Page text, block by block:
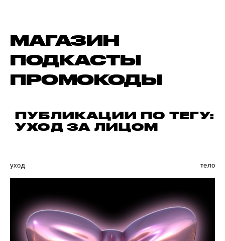
МАГАЗИН
ПОДКАСТЫ
ПРОМОКОДЫ
ПУБЛИКАЦИИ ПО ТЕГУ:
УХОД ЗА ЛИЦОМ
уход тело